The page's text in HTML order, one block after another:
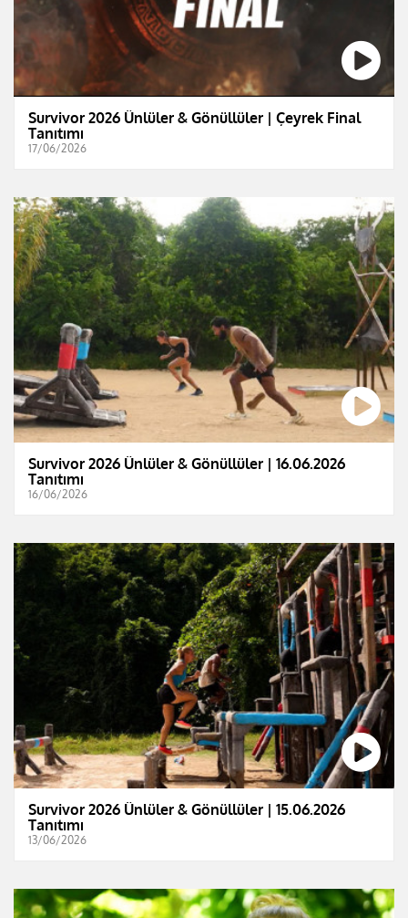
Survivor 2026 Ünlüler & Gönüllüler | Çeyrek Final
Tanıtımı
17/06/2026
Survivor 2026 Ünlüler & Gönüllüler | 16.06.2026
Tanıtımı
16/06/2026
Survivor 2026 Ünlüler & Gönüllüler | 15.06.2026
Tanıtımı
13/06/2026